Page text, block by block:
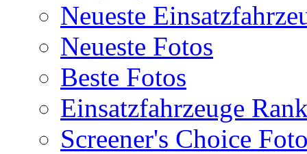
Neueste
Neueste Fotos
Beste Fotos
Einsatzfahrzeuge
Screener's Choice